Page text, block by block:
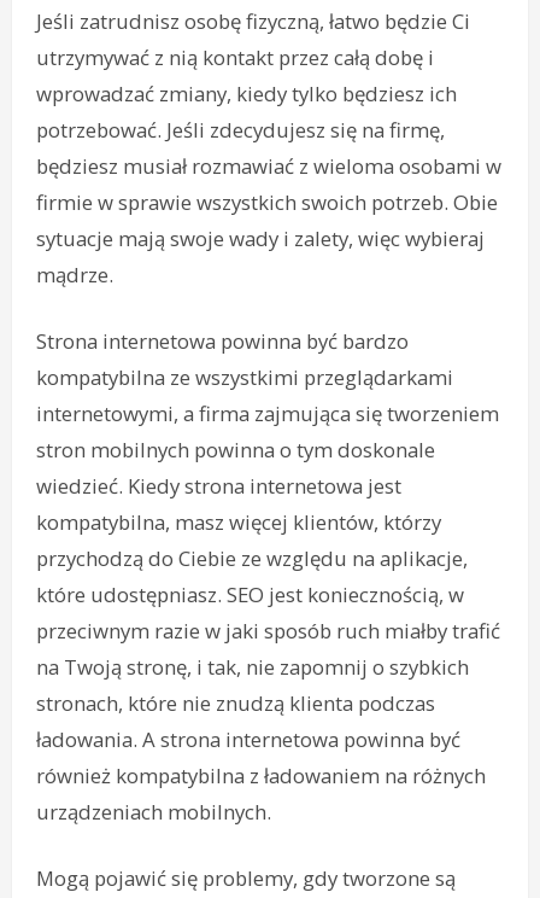
Jeśli zatrudnisz osobę fizyczną, łatwo będzie Ci
utrzymywać z nią kontakt przez całą dobę i
wprowadzać zmiany, kiedy tylko będziesz ich
potrzebować. Jeśli zdecydujesz się na firmę,
będziesz musiał rozmawiać z wieloma osobami w
firmie w sprawie wszystkich swoich potrzeb. Obie
sytuacje mają swoje wady i zalety, więc wybieraj
mądrze.
Strona internetowa powinna być bardzo
kompatybilna ze wszystkimi przeglądarkami
internetowymi, a firma zajmująca się tworzeniem
stron mobilnych powinna o tym doskonale
wiedzieć. Kiedy strona internetowa jest
kompatybilna, masz więcej klientów, którzy
przychodzą do Ciebie ze względu na aplikacje,
które udostępniasz. SEO jest koniecznością, w
przeciwnym razie w jaki sposób ruch miałby trafić
na Twoją stronę, i tak, nie zapomnij o szybkich
stronach, które nie znudzą klienta podczas
ładowania. A strona internetowa powinna być
również kompatybilna z ładowaniem na różnych
urządzeniach mobilnych.
Mogą pojawić się problemy, gdy tworzone są